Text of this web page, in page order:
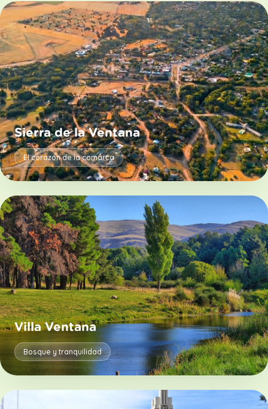
Sierra de la Ventana
El corazón de la comarca
Villa Ventana
Bosque y tranquilidad